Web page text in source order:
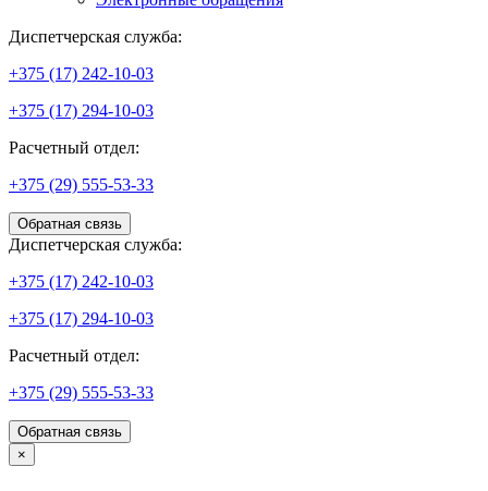
Диспетчерская служба:
+375 (17) 242-10-03
+375 (17) 294-10-03
Расчетный отдел:
+375 (29) 555-53-33
Обратная связь
Диспетчерская служба:
+375 (17) 242-10-03
+375 (17) 294-10-03
Расчетный отдел:
+375 (29) 555-53-33
Обратная связь
×